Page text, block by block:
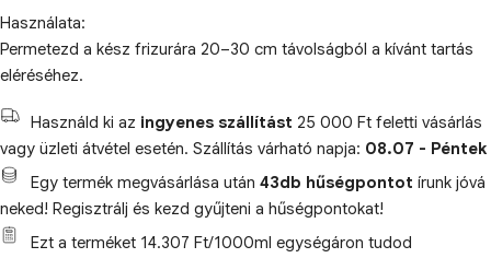
Használata:
Permetezd a kész frizurára 20–30 cm távolságból a kívánt tartás
eléréséhez.
Használd ki az ingyenes szállítást 25 000 Ft feletti vásárlás
vagy üzleti átvétel esetén. Szállítás várható napja: 08.07 - Péntek
Egy termék megvásárlása után 43db hűségpontot írunk jóvá
neked! Regisztrálj és kezd gyűjteni a hűségpontokat!
Ezt a terméket 14.307 Ft/1000ml egységáron tudod